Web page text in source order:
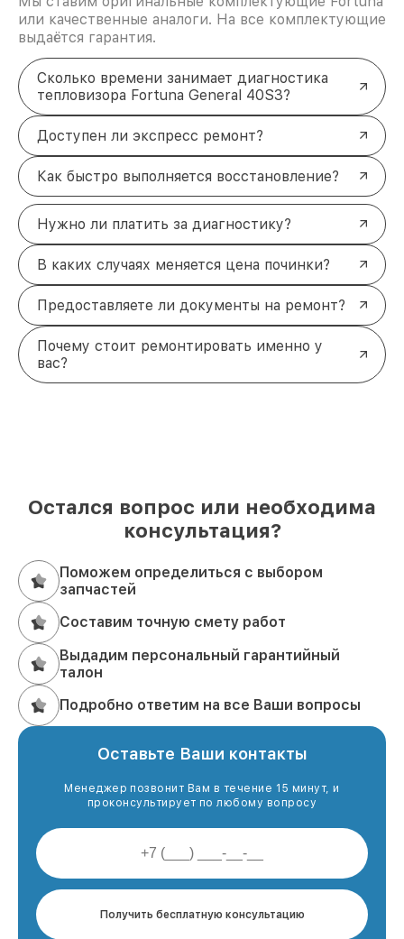
или качественные аналоги. На все комплектующие
выдаётся гарантия.
Сколько времени занимает диагностика
тепловизора Fortuna General 40S3?
Доступен ли экспресс ремонт?
Как быстро выполняется восстановление?
Нужно ли платить за диагностику?
В каких случаях меняется цена починки?
Предоставляете ли документы на ремонт?
Почему стоит ремонтировать именно у
вас?
Остался вопрос или необходима
консультация?
Поможем определиться с выбором
запчастей
Составим точную смету работ
Выдадим персональный гарантийный
талон
Подробно ответим на все Ваши вопросы
Оставьте Ваши контакты
Менеджер позвонит Вам в течение 15 минут, и
проконсультирует по любому вопросу
Получить бесплатную консультацию